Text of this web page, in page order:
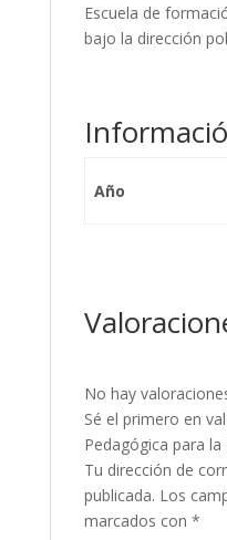
Escuela de
bajo la dirección
Año
No hay
Sé el primero en
Pedagógica para
Tu dirección de
publicada. Los
marcados con *